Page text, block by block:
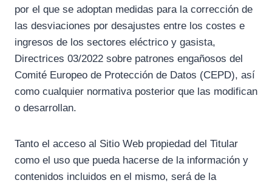
por el que se adoptan medidas para la corrección de
las desviaciones por desajustes entre los costes e
ingresos de los sectores eléctrico y gasista,
Directrices 03/2022 sobre patrones engañosos del
Comité Europeo de Protección de Datos (CEPD), así
como cualquier normativa posterior que las modifican
o desarrollan.
Tanto el acceso al Sitio Web propiedad del Titular
como el uso que pueda hacerse de la información y
contenidos incluidos en el mismo, será de la